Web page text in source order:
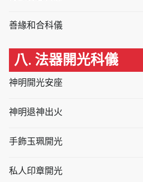
善緣和合科儀
八. 法器開光科儀
神明開光安座
神明退神出火
手飾玉珮開光
私人印章開光